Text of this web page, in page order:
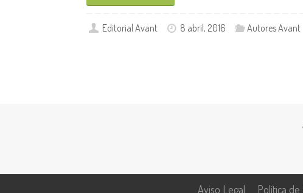
Editorial Avant 8 abril, 2016 Autores Avant
Aviso Legal Política